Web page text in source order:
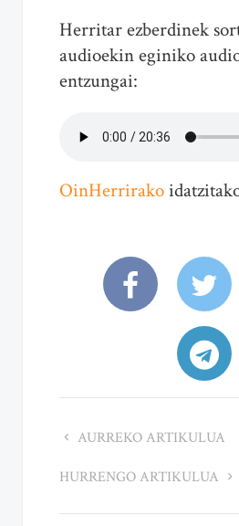
Herritar ezberdinek
audioekin eginiko
entzungai:
OinHerrirako
AURREKO ARTIKULUA
HURRENGO ARTIKULUA